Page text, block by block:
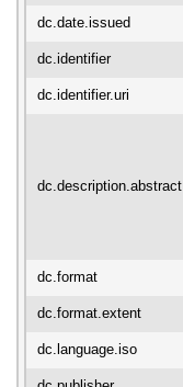
dc.date.issued
dc.identifier
dc.identifier.uri
dc.description.abstract
dc.format
dc.format.extent
dc.language.iso